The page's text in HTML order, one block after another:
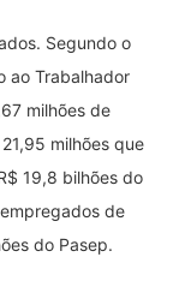
Segundo o
ao Trabalhador
milhões de
milhões que
19,8 bilhões do
de
do Pasep.